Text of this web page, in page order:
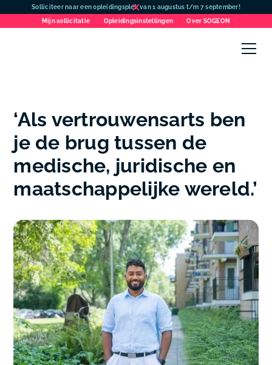
Solliciteer naar een opleidingsplek van 1 augustus t/m 7 september!
Mijn sollicitatie
Opleidingsinstellingen Over SOGEON
‘Als vertrouwensarts ben
je de brug tussen de
medische, juridische en
maatschappelijke wereld.’